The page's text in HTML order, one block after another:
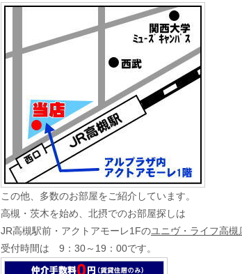
この他、多数のお部屋をご紹介しています。
高槻・茨木を始め、北摂でのお部屋探しは
JR高槻駅前・アクトアモーレ1Fのユニヴ・ライフ高槻
受付時間は 9：30～19：00です。